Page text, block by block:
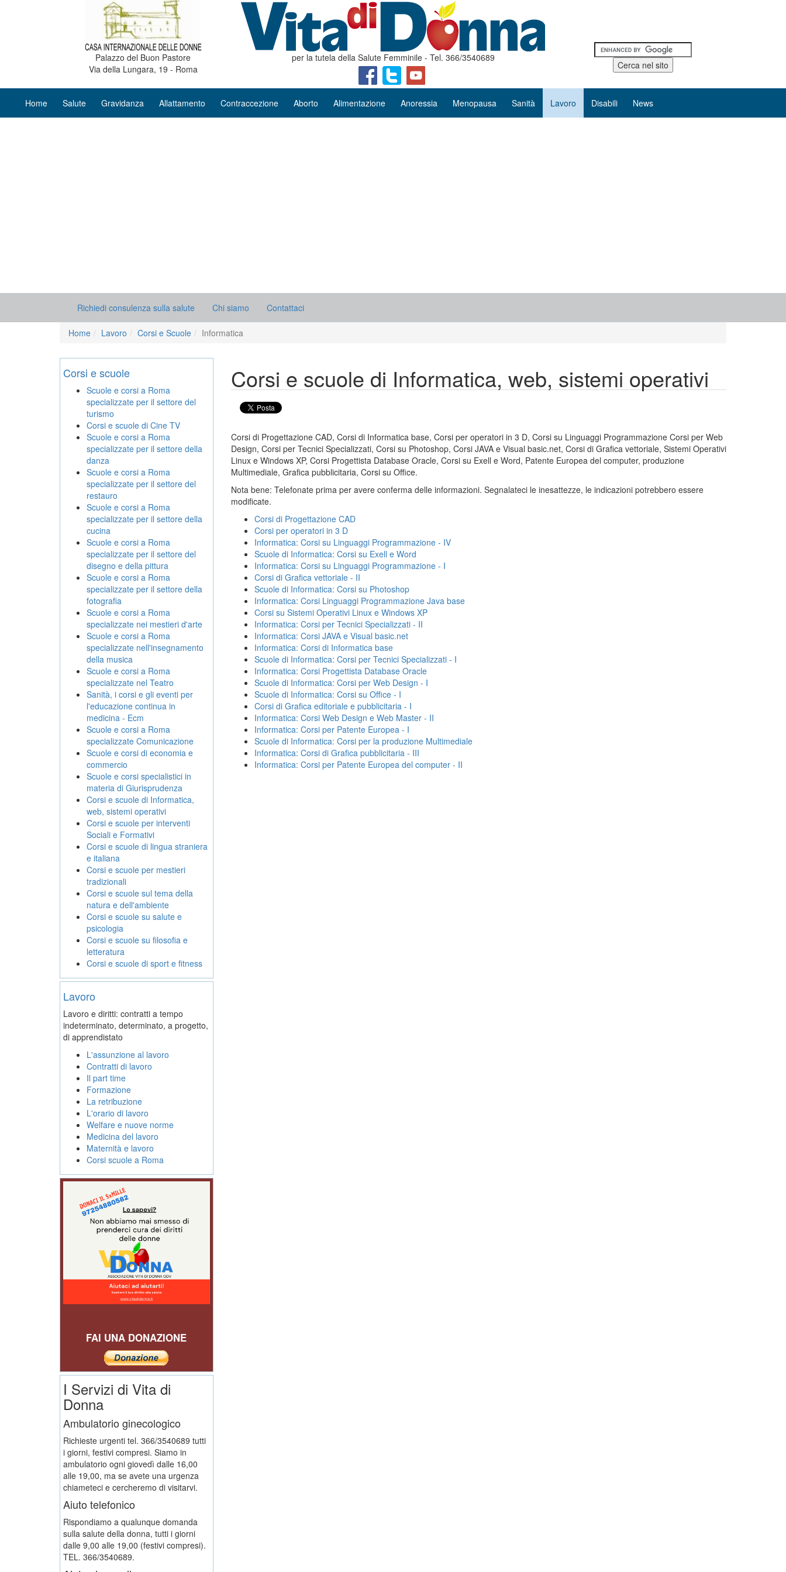
Palazzo del Buon Pastore
Via della Lungara, 19 - Roma
per la tutela della Salute Femminile - Tel. 366/3540689
Home Salute Gravidanza Allattamento Contraccezione Aborto Alimentazione Anoressia Menopausa Sanità Lavoro Disabili News
Richiedi consulenza sulla salute Chi siamo Contattaci
Home Lavoro Corsi e Scuole Informatica
Corsi e scuole di Informatica, web, sistemi operativi
Corsi di Progettazione CAD, Corsi di Informatica base, Corsi per operatori in 3 D, Corsi su Linguaggi Programmazione Corsi per Web
Design, Corsi per Tecnici Specializzati, Corsi su Photoshop, Corsi JAVA e Visual basic.net, Corsi di Grafica vettoriale, Sistemi Operativi
Linux e Windows XP, Corsi Progettista Database Oracle, Corsi su Exell e Word, Patente Europea del computer, produzione
Multimediale, Grafica pubblicitaria, Corsi su Office.
Nota bene: Telefonate prima per avere conferma delle informazioni. Segnalateci le inesattezze, le indicazioni potrebbero essere
modificate.
Corsi di Progettazione CAD
Corsi per operatori in 3 D
Informatica: Corsi su Linguaggi Programmazione - IV
Scuole di Informatica: Corsi su Exell e Word
Informatica: Corsi su Linguaggi Programmazione - I
Corsi di Grafica vettoriale - II
Scuole di Informatica: Corsi su Photoshop
Informatica: Corsi Linguaggi Programmazione Java base
Corsi su Sistemi Operativi Linux e Windows XP
Informatica: Corsi per Tecnici Specializzati - II
Informatica: Corsi JAVA e Visual basic.net
Informatica: Corsi di Informatica base
Scuole di Informatica: Corsi per Tecnici Specializzati - I
Informatica: Corsi Progettista Database Oracle
Scuole di Informatica: Corsi per Web Design - I
Scuole di Informatica: Corsi su Office - I
Corsi di Grafica editoriale e pubblicitaria - I
Informatica: Corsi Web Design e Web Master - II
Informatica: Corsi per Patente Europea - I
Scuole di Informatica: Corsi per la produzione Multimediale
Informatica: Corsi di Grafica pubblicitaria - III
Informatica: Corsi per Patente Europea del computer - II
Corsi e scuole
Scuole e corsi a Roma
specializzate per il settore del
turismo
Corsi e scuole di Cine TV
Scuole e corsi a Roma
specializzate per il settore della
danza
Scuole e corsi a Roma
specializzate per il settore del
restauro
Scuole e corsi a Roma
specializzate per il settore della
cucina
Scuole e corsi a Roma
specializzate per il settore del
disegno e della pittura
Scuole e corsi a Roma
specializzate per il settore della
fotografia
Scuole e corsi a Roma
specializzate nei mestieri d'arte
Scuole e corsi a Roma
specializzate nell'insegnamento
della musica
Scuole e corsi a Roma
specializzate nel Teatro
Sanità, i corsi e gli eventi per
l'educazione continua in
medicina - Ecm
Scuole e corsi a Roma
specializzate Comunicazione
Scuole e corsi di economia e
commercio
Scuole e corsi specialistici in
materia di Giurisprudenza
Corsi e scuole di Informatica,
web, sistemi operativi
Corsi e scuole per interventi
Sociali e Formativi
Corsi e scuole di lingua straniera
e italiana
Corsi e scuole per mestieri
tradizionali
Corsi e scuole sul tema della
natura e dell'ambiente
Corsi e scuole su salute e
psicologia
Corsi e scuole su filosofia e
letteratura
Corsi e scuole di sport e fitness
Lavoro
Lavoro e diritti: contratti a tempo
indeterminato, determinato, a progetto,
di apprendistato
L'assunzione al lavoro
Contratti di lavoro
Il part time
Formazione
La retribuzione
L'orario di lavoro
Welfare e nuove norme
Medicina del lavoro
Maternità e lavoro
Corsi scuole a Roma
FAI UNA DONAZIONE
I Servizi di Vita di
Donna
Ambulatorio ginecologico
Richieste urgenti tel. 366/3540689 tutti
i giorni, festivi compresi. Siamo in
ambulatorio ogni giovedì dalle 16,00
alle 19,00, ma se avete una urgenza
chiameteci e cercheremo di visitarvi.
Aiuto telefonico
Rispondiamo a qualunque domanda
sulla salute della donna, tutti i giorni
dalle 9,00 alle 19,00 (festivi compresi).
TEL. 366/3540689.